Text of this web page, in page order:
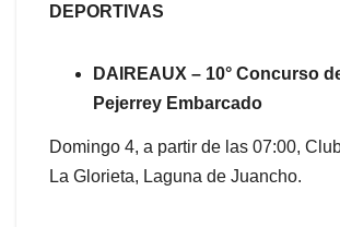
DEPORTIVAS
DAIREAUX – 10° Concurso
Pejerrey Embarcado
Domingo 4, a partir de las 07:00,
La Glorieta, Laguna de Juancho.